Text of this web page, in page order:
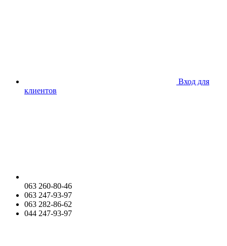
Вход для
клиентов
063 260-80-46
063 247-93-97
063 282-86-62
044 247-93-97